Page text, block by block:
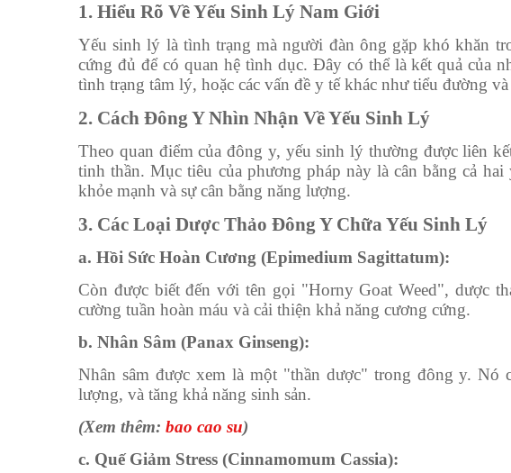
1. Hiểu Rõ Về Yếu Sinh Lý Nam Giới
Yếu sinh lý là tình trạng mà người đàn ông gặp khó khăn
cứng đủ để có quan hệ tình dục. Đây có thể là kết quả của
tình trạng tâm lý, hoặc các vấn đề y tế khác như tiểu đường
2. Cách Đông Y Nhìn Nhận Về Yếu Sinh Lý
Theo quan điểm của đông y, yếu sinh lý thường được liên
tinh thần. Mục tiêu của phương pháp này là cân bằng cả
khỏe mạnh và sự cân bằng năng lượng.
3. Các Loại Dược Thảo Đông Y Chữa Yếu Sinh Lý
a. Hồi Sức Hoàn Cương (Epimedium Sagittatum):
Còn được biết đến với tên gọi "Horny Goat Weed", dược
cường tuần hoàn máu và cải thiện khả năng cương cứng.
b. Nhân Sâm (Panax Ginseng):
Nhân sâm được xem là một "thần dược" trong đông y. Nó
lượng, và tăng khả năng sinh sản.
(Xem thêm: bao cao su)
c. Quế Giảm Stress (Cinnamomum Cassia):